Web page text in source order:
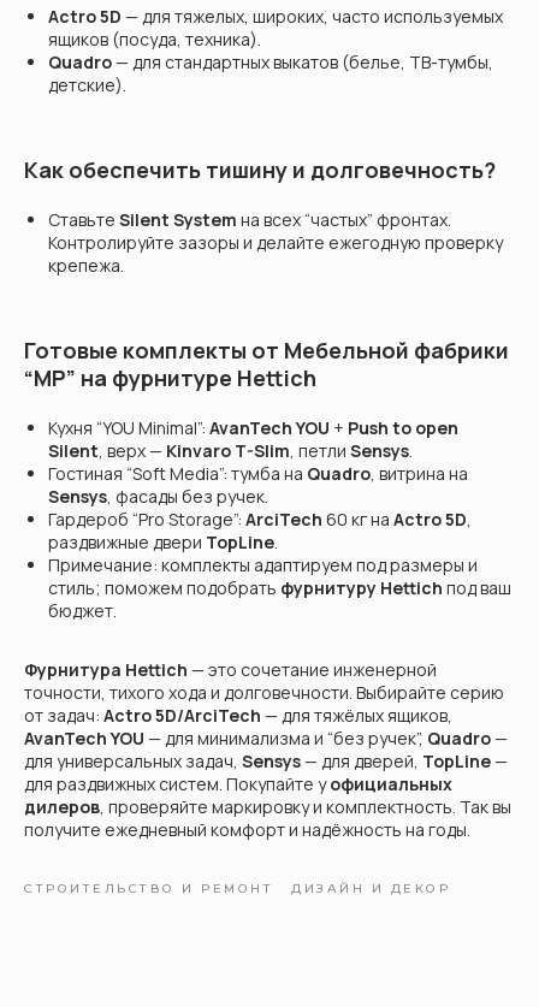
Actro 5D — для тяжелых, широких, часто используемых
ящиков (посудa, техника).
Quadro— для стандартных выкатов (белье, ТВ-тумбы,
детские).
Как обеспечить тишину и долговечность?
Ставьте Silent System на всех “частых” фронтах.
Контролируйте зазоры и делайте ежегодную проверку
крепежа.
Готовые комплекты от Мебельной фабрики
“МР” на фурнитуре Hettich
Кухня “YOU Minimal”: AvanTech YOU + Push to open
Silent, верх — Kinvaro T-Slim, петли Sensys.
Гостиная “Soft Media”: тумба на Quadro, витрина на
Sensys, фасады без ручек.
Гардероб “Pro Storage”: ArciTech 60 кг на Actro 5D,
раздвижные двери TopLine.
Примечание: комплекты адаптируем под размеры и
стиль; поможем подобрать фурнитуру Hettich под ваш
бюджет.
Фурнитура Hettich — это сочетание инженерной
точности, тихого хода и долговечности. Выбирайте серию
от задач: Actro 5D/ArciTech — для тяжёлых ящиков,
AvanTech YOU — для минимализма и “без ручек”, Quadro—
для универсальных задач, Sensys— для дверей, TopLine—
для раздвижных систем. Покупайте уофициальных
дилеров, проверяйте маркировку и комплектность. Так вы
получите ежедневный комфорт и надёжность на годы.
СТРОИТЕЛЬСТВО И РЕМОНТ ДИЗАЙН И ДЕКОР